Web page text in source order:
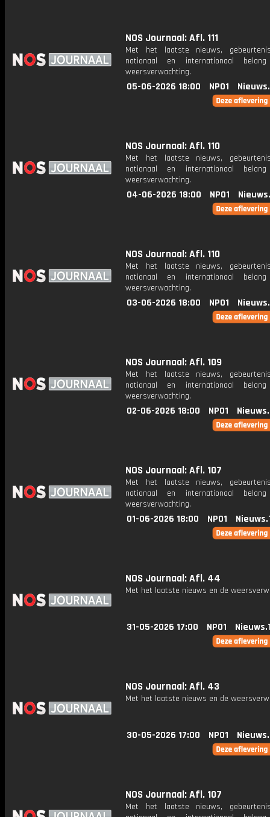
NOS Journaal: Afl. 111
Met het laatste nieuws,
nationaal en internationaal
weersverwachting.
05-06-2026 18:00 NPO1
NOS Journaal: Afl. 110
Met het laatste nieuws,
nationaal en internationaal
weersverwachting.
04-06-2026 18:00 NPO1
NOS Journaal: Afl. 110
Met het laatste nieuws,
nationaal en internationaal
weersverwachting.
03-06-2026 18:00 NPO1
NOS Journaal: Afl. 109
Met het laatste nieuws,
nationaal en internationaal
weersverwachting.
02-06-2026 18:00 NPO1
NOS Journaal: Afl. 107
Met het laatste nieuws,
nationaal en internationaal
weersverwachting.
01-06-2026 18:00 NPO1
NOS Journaal: Afl. 44
Met het laatste nieuws en de
31-05-2026 17:00 NPO1
NOS Journaal: Afl. 43
Met het laatste nieuws en de
30-05-2026 17:00 NPO1
NOS Journaal: Afl. 107
Met het laatste nieuws,